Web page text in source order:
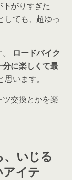
がりすぎた
しても、超ゆっ
ロードバイク
分に楽しくて最
います。
交換とかを楽
いじる
イテ